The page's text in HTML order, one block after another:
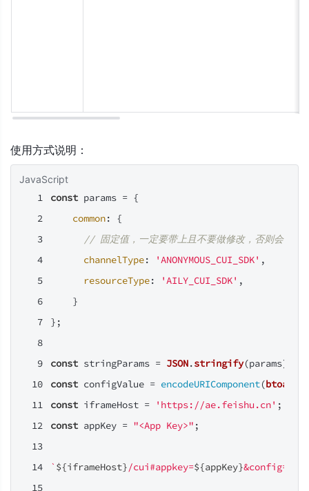
使用方式说明：
JavaScript
const params = {
common: {
// 固定值，一定要带上且不要做修改，否则会导致
channelType: 'ANONYMOUS_CUI_SDK' ,
resourceType: 'AILY_CUI_SDK' ,
    }
};
const stringParams = JSON.stringify(params);
const configValue = encodeURIComponent(btoa
const iframeHost = 'https://ae.feishu.cn' ;
const appKey = "<App Key>" ;
` ${iframeHost}/cui#appkey=${appKey}&config=